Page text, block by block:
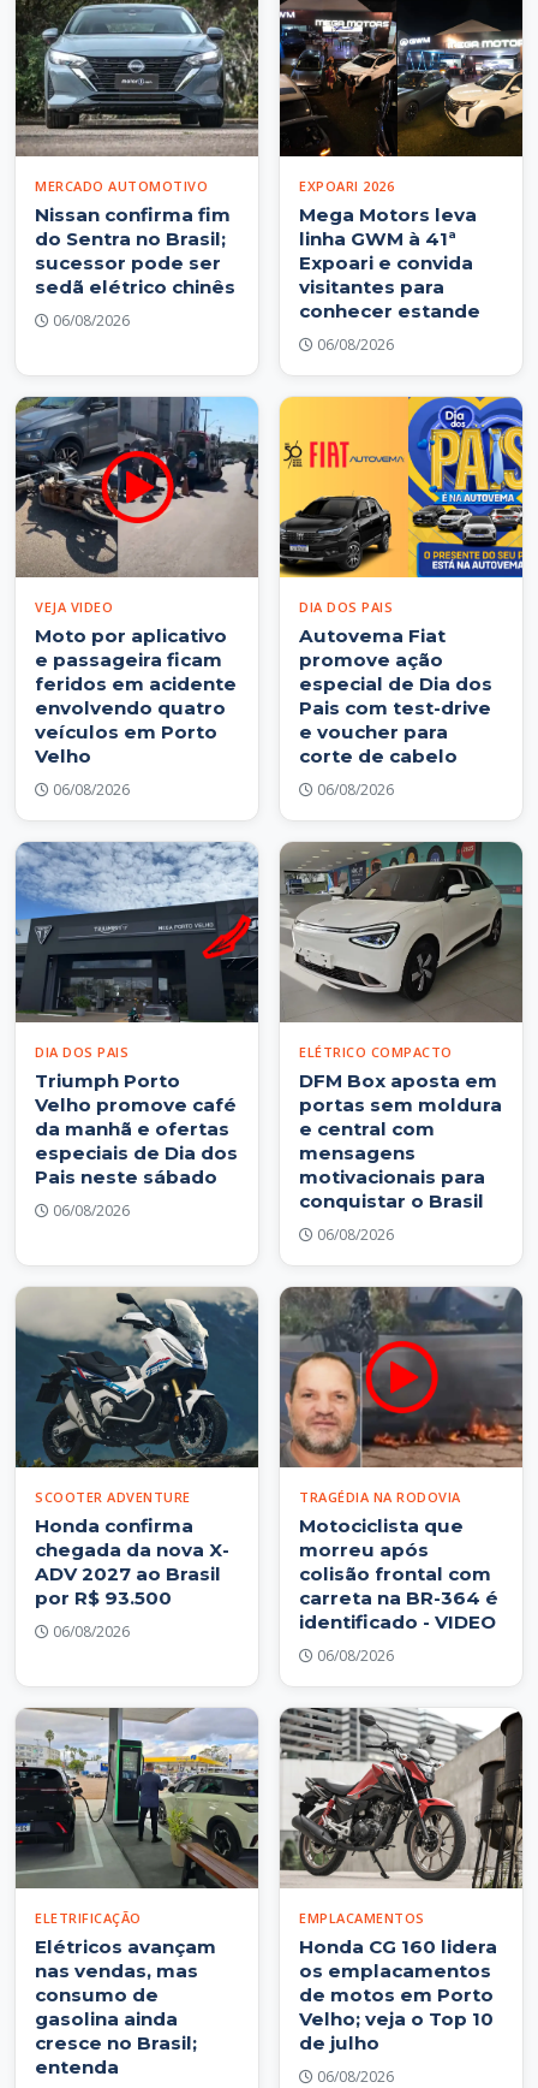
MERCADO AUTOMOTIVO
Nissan confirma fim
do Sentra no Brasil;
sucessor pode ser
sedã elétrico chinês
06/08/2026
EXPOARI 2026
Mega Motors leva
linha GWM à 41ª
Expoari e convida
visitantes para
conhecer estande
06/08/2026
VEJA VIDEO
Moto por aplicativo
e passageira ficam
feridos em acidente
envolvendo quatro
veículos em Porto
Velho
06/08/2026
DIA DOS PAIS
Autovema Fiat
promove ação
especial de Dia dos
Pais com test-drive
e voucher para
corte de cabelo
06/08/2026
DIA DOS PAIS
Triumph Porto
Velho promove café
da manhã e ofertas
especiais de Dia dos
Pais neste sábado
06/08/2026
ELÉTRICO COMPACTO
DFM Box aposta em
portas sem moldura
e central com
mensagens
motivacionais para
conquistar o Brasil
06/08/2026
SCOOTER ADVENTURE
Honda confirma
chegada da nova X-
ADV 2027 ao Brasil
por R$ 93.500
06/08/2026
TRAGÉDIA NA RODOVIA
Motociclista que
morreu após
colisão frontal com
carreta na BR-364 é
identificado - VIDEO
06/08/2026
ELETRIFICAÇÃO
Elétricos avançam
nas vendas, mas
consumo de
gasolina ainda
cresce no Brasil;
entenda
EMPLACAMENTOS
Honda CG 160 lidera
os emplacamentos
de motos em Porto
Velho; veja o Top 10
de julho
06/08/2026